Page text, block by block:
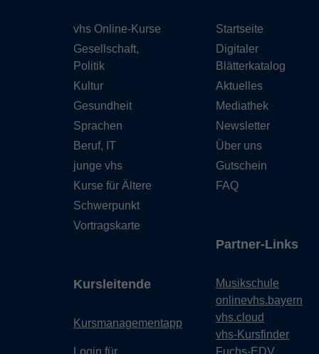
vhs Online-Kurse
Gesellschaft,
Politik
Kultur
Gesundheit
Sprachen
Beruf, IT
junge vhs
Kurse für Ältere
Schwerpunkt
Vortragskarte
Kursleitende
Kursmanagementapp
Login für
Startseite
Digitaler
Blätterkatalog
Aktuelles
Mediathek
Newsletter
Über uns
Gutschein
FAQ
Partner-Links
Musikschule
onlinevhs.bayern
vhs.cloud
vhs-Kursfinder
Fuchs-EDV